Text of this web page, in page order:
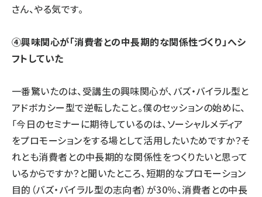
さん、やる気です。
④興味関心が「消費者との中長期的な関係性づくり」へシ
フトしていた
一番驚いたのは、受講生の興味関心が、バズ・バイラル型と
アドボカシー型で逆転したこと。僕のセッションの始めに、
「今日のセミナーに期待しているのは、ソーシャルメディア
をプロモーションをする場として活用したいためですか？そ
れとも消費者との中長期的な関係性をつくりたいと思って
いるからですか？と聞いたところ、短期的なプロモーション
目的（バズ・バイラル型の志向者）が30％、消費者との中長